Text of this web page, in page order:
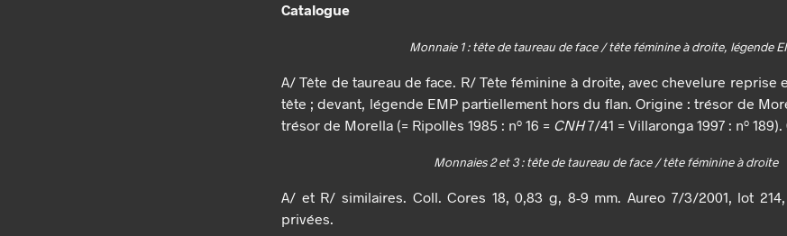
Catalogue
Monnaie 1 : tête de taureau de face / tête féminine à droite, légende
A/ Tête de taureau de face. R/ Tête féminine à droite, avec chevelure reprise
tête ; devant, légende EMP partiellement hors du flan. Origine : trésor de
trésor de Morella (= Ripollès 1985 : nº 16 = CNH7/41 = Villaronga 1997 : nº
Monnaies 2 et 3 : tête de taureau de face / tête féminine à droite
A/ et R/ similaires. Coll. Cores 18, 0,83 g, 8-9 mm. Aureo 7/3/2001, lot
privées.